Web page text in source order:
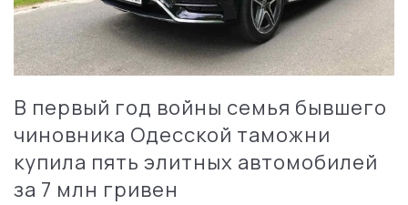
В первый год войны семья бывшего
чиновника Одесской таможни
купила пять элитных автомобилей
за 7 млн гривен